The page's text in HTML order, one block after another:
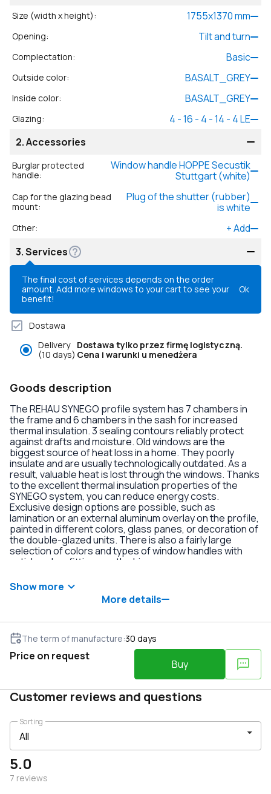
Size (width x height): 1755x1370mm
Opening: Tilt and turn
Complectation: Basic
Outside color: BASALT_GREY
Inside color: BASALT_GREY
Glazing:
4 - 16 - 4 - 14 - 4 LE
2.Accessories
Burglar protected
handle:
Window handle HOPPE Secustik
Stuttgart (white)
Cap for the glazing bead
mount:
Plug of the shutter (rubber)
is white
Other: +Add
3.Services
The final cost of services depends on the order
amount. Add more windows to your cart to see your
benefit!
Ok
Dostawa
Delivery
(10 days)
Dostawa tylko przez firmę logistyczną.
Cena i warunki u menedżera
Goods description
The REHAU SYNEGO profile system has 7 chambers in
the frame and 6 chambers in the sash for increased
thermal insulation. 3 sealing contours reliably protect
against drafts and moisture. Old windows are the
biggest source of heat loss in a home. They poorly
insulate and are usually technologically outdated. As a
result, valuable heat is lost through the windows. Thanks
to the excellent thermal insulation properties of the
SYNEGO system, you can reduce energy costs.
Exclusive design options are possible, such as
lamination or an external aluminum overlay on the profile,
painted in different colors, glass panes, or decoration of
the double-glazed units. There is also a fairly large
selection of colors and types of window handles with
anti-burglary fittings on the hinges.
Show more
More details
The term of manufacture:30 days
Price on request
Buy
Customer reviews and questions
5.0
7 reviews
Sorting